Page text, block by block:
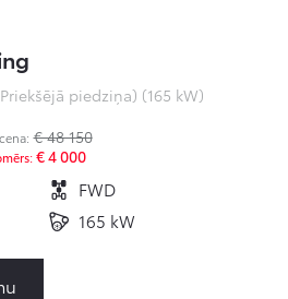
piedziņa) (165 kW)
€ 48 150
€ 4 000
FWD
165 kW